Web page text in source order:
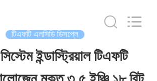
টিএফটি এলসিডি ডিসপ্লে
ইন্ডাস্ট্রিয়াল টিএফটি